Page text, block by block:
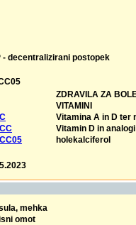
- decentralizirani postopek
ZDRAVILA ZA
VITAMINI
Vitamina A in D ter
Vitamin D in analogi
holekalciferol
mehka
omot